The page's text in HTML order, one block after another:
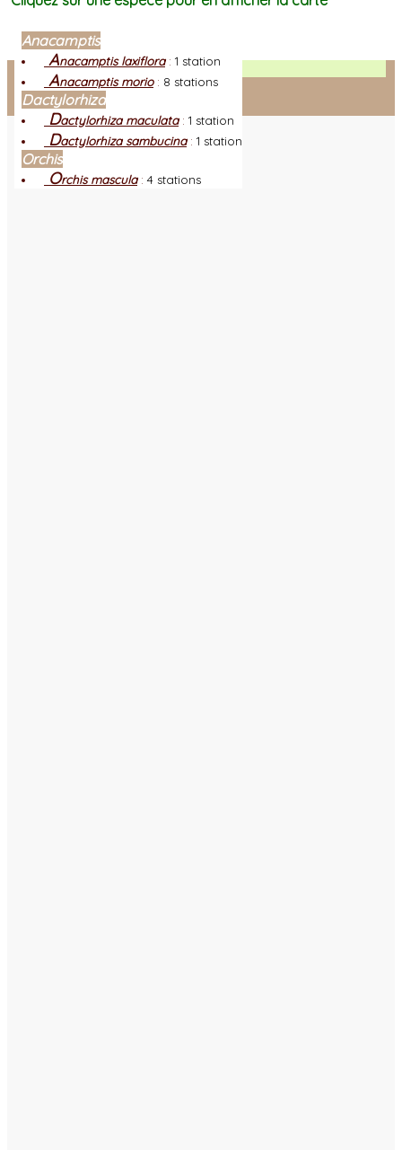
Facebook
Connexion adhérent
Anacamptis
Anacamptis laxiflora: 1 station
Anacamptis morio: 8 stations
Dactylorhiza
Dactylorhiza maculata: 1 station
Dactylorhiza sambucina: 1 station
Orchis
Orchis mascula: 4 stations